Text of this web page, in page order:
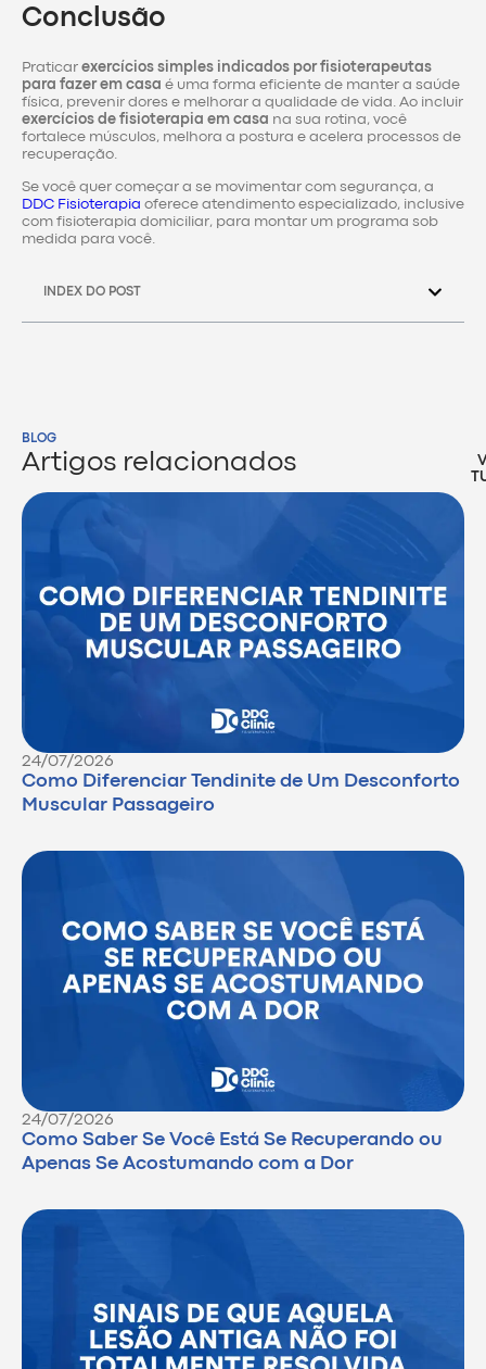
Conclusão
Praticar exercícios simples indicados por fisioterapeutas
para fazer em casa é uma forma eficiente de manter a saúde
física, prevenir dores e melhorar a qualidade de vida. Ao incluir
exercícios de fisioterapia em casa na sua rotina, você
fortalece músculos, melhora a postura e acelera processos de
recuperação.
Se você quer começar a se movimentar com segurança, a
DDC Fisioterapia oferece atendimento especializado, inclusive
com fisioterapia domiciliar, para montar um programa sob
medida para você.
INDEX DO POST
BLOG
Artigos relacionados
24/07/2026
Como Diferenciar Tendinite de Um Desconforto
Muscular Passageiro
24/07/2026
Como Saber Se Você Está Se Recuperando ou
Apenas Se Acostumando com a Dor